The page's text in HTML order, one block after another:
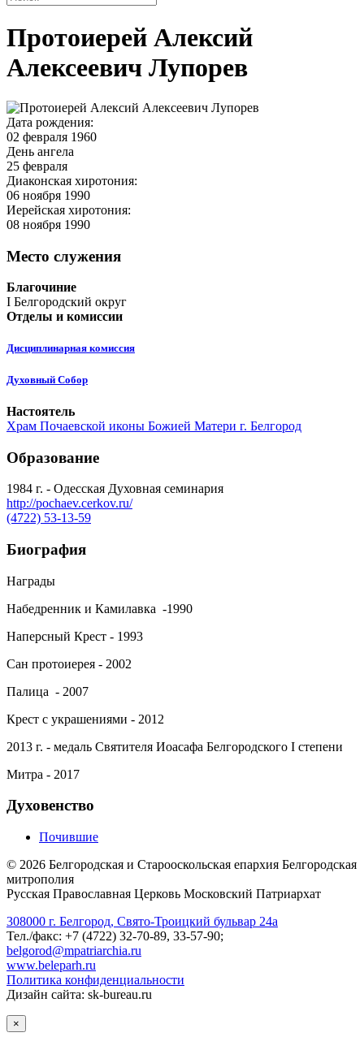
Протоиерей Алексий
Алексеевич Лупорев
Дата рождения:
02 февраля 1960
День ангела
25 февраля
Диаконская хиротония:
06 ноября 1990
Иерейская хиротония:
08 ноября 1990
Место служения
Благочиние
I Белгородский округ
Отделы и комиссии
Дисциплинарная комиссия
Духовный Собор
Настоятель
Храм Почаевской иконы Божией Матери г. Белгород
Образование
1984 г. - Одесская Духовная семинария
http://pochaev.cerkov.ru/
(4722) 53-13-59
Биография
Награды
Набедренник и Камилавка -1990
Наперсный Крест - 1993
Сан протоиерея - 2002
Палица - 2007
Крест с украшениями - 2012
2013 г. - медаль Святителя Иоасафа Белгородского I степени
Митра - 2017
Духовенство
Почившие
© 2026 Белгородская и Старооскольская епархия Белгородская
митрополия
Русская Православная Церковь Московский Патриархат
308000 г. Белгород, Свято-Троицкий бульвар 24а
Тел./факс: +7 (4722) 32-70-89, 33-57-90;
belgorod@mpatriarchia.ru
www.beleparh.ru
Политика конфиденциальности
Дизайн сайта: sk-bureau.ru
×